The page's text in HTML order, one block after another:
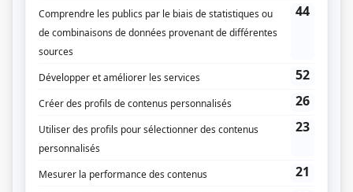
corps d’une femme. En menant sa propre enquête, elle découvre les
activités controversées de Minexore, une puissante société minière
canadienne liée au cabinet où elle travaille.
Thomas Leclerc, un jeune théologien sympathique et un peu nerd, se
retrouve plongé malgré lui au cœur d’une enquête policière complexe.
Le détective Savard, un ami, sollicite son expertise pour décoder des